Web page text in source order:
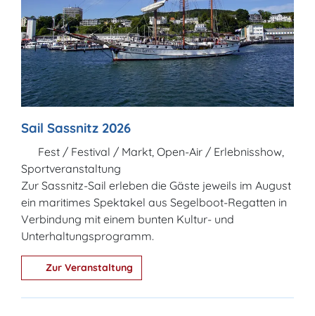
Sail Sassnitz 2026
Fest / Festival / Markt, Open-Air / Erlebnisshow,
Sportveranstaltung
Zur Sassnitz-Sail erleben die Gäste jeweils im August
ein maritimes Spektakel aus Segelboot-Regatten in
Verbindung mit einem bunten Kultur- und
Unterhaltungsprogramm.
Zur Veranstaltung